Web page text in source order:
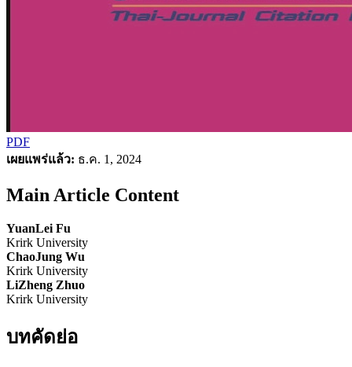
PDF
เผยแพร่แล้ว: ธ.ค. 1, 2024
Main Article Content
YuanLei Fu
Krirk University
ChaoJung Wu
Krirk University
LiZheng Zhuo
Krirk University
บทคัดย่อ